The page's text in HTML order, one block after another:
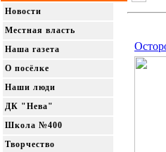
Новости
Местная власть
Наша газета
О посёлке
Наши люди
ДК "Нева"
Школа №400
Творчество